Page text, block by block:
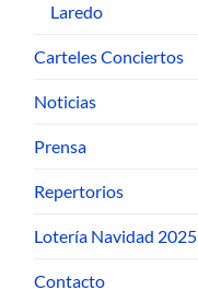
Laredo
Carteles Conciertos
Noticias
Prensa
Repertorios
Lotería Navidad 2025
Contacto